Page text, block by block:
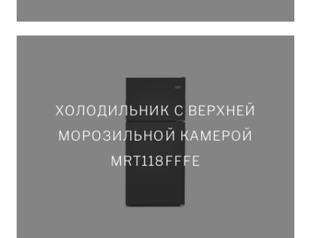
ХОЛОДИЛЬНИК С ВЕРХНЕЙ
МОРОЗИЛЬНОЙ КАМЕРОЙ
MRT118FFFE
МОРОЗИЛЬНОЙ КАМЕРОЙ
MRT118FFFE